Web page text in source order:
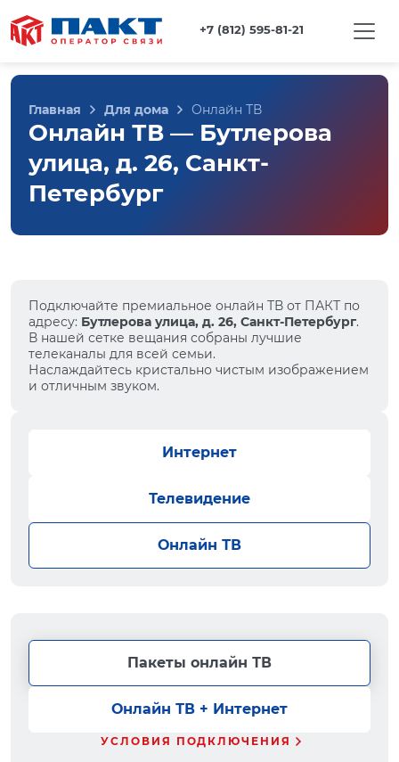
+7 (812) 595-81-21
Главная Для дома Онлайн ТВ
Онлайн ТВ — Бутлерова
улица, д. 26, Санкт-
Петербург
Подключайте премиальное онлайн ТВ от ПАКТ по
адресу: Бутлерова улица, д. 26, Санкт-Петербург.
В нашей сетке вещания собраны лучшие
телеканалы для всей семьи.
Наслаждайтесь кристально чистым изображением
и отличным звуком.
Интернет
Телевидение
Онлайн ТВ
Пакеты онлайн ТВ
Онлайн ТВ + Интернет
УСЛОВИЯ ПОДКЛЮЧЕНИЯ